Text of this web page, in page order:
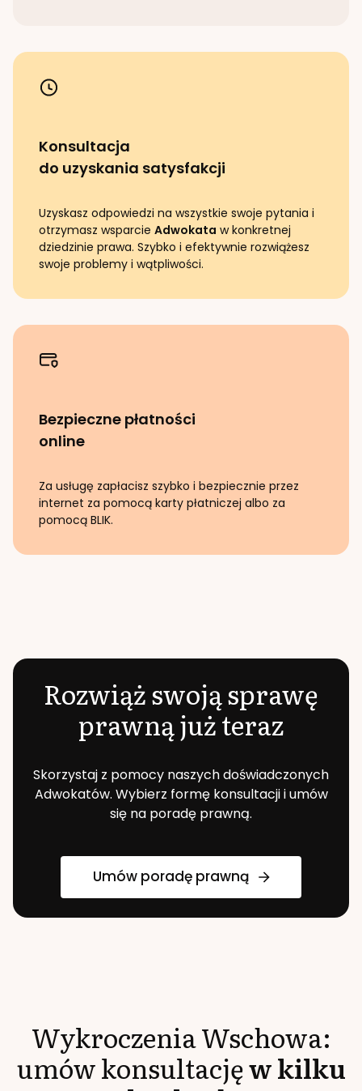
Konsultacja
do uzyskania satysfakcji
Uzyskasz odpowiedzi na wszystkie swoje pytania i
otrzymasz wsparcie Adwokata w konkretnej
dziedzinie prawa. Szybko i efektywnie rozwiążesz
swoje problemy i wątpliwości.
Bezpieczne płatności
online
Za usługę zapłacisz szybko i bezpiecznie przez
internet za pomocą karty płatniczej albo za
pomocą BLIK.
Rozwiąż swoją sprawę
prawną już teraz
Skorzystaj z pomocy naszych doświadczonych
Adwokatów. Wybierz formę konsultacji i umów
się na poradę prawną.
Umów poradę prawną
WykroczeniaWschowa:
umów konsultacjęw kilku